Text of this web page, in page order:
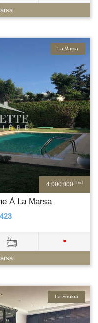
4 000 000 Tnd
La Marsa
À La Marsa
La Soukra